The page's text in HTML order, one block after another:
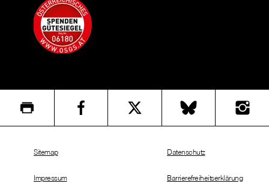
Sitemap
Impressum
Datenschutz
Barrierefreiheitserklärung